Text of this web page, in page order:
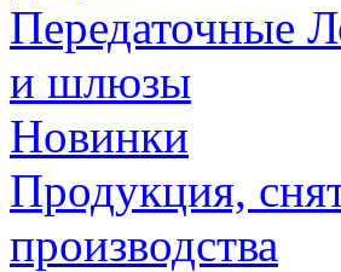
Передаточные
и шлюзы
Новинки
Продукция,
производства